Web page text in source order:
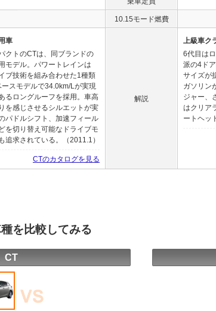
10.15モード燃費
車
クトのCTは、同ブランドの
モデル。パワートレインは
ブ技術を組み合わせた1種類
スモデルで34.0km/Lが実現
るロングルーフを採用。車高
を感じさせるシルエットが実
パドルシフト、加速フィール
を切り替え可能なドライブモ
追求されている。（2011.1）
CTのカタログを見る
解説
上級車ク
6代目は
派の4ド
サイズが
ガソリン
ジャー、
はクリア
ートヘッ
を比較してみる
CT